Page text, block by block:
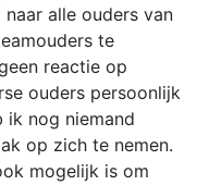
alle ouders van
te
reactie op
ouders persoonlijk
ik nog niemand
op zich te nemen.
mogelijk is om